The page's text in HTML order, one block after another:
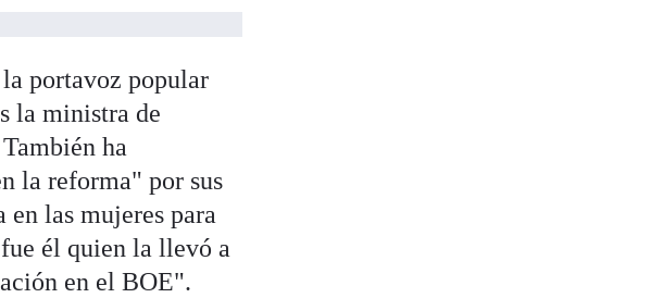
portavoz popular
la ministra de
ha
la reforma" por sus
en las mujeres para
él quien la llevó a
en el BOE".